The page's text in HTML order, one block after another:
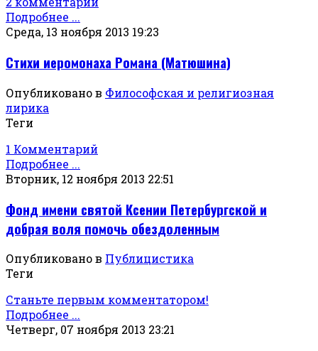
Подробнее ...
Среда, 13 ноября 2013 19:23
Стихи иеромонаха Романа (Матюшина)
Опубликовано в Философская и религиозная
лирика
Теги
1 Комментарий
Подробнее ...
Вторник, 12 ноября 2013 22:51
Фонд имени святой Ксении Петербургской и
добрая воля помочь обездоленным
Опубликовано в Публицистика
Теги
Станьте первым комментатором!
Подробнее ...
Четверг, 07 ноября 2013 23:21